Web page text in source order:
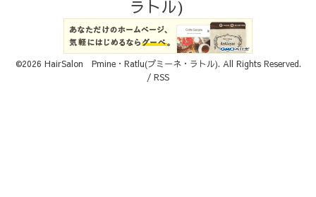
ラトル)
©2026 HairSalon Pmine・Ratlu(プミーネ・ラトル). All Rights Reserved.
/ RSS